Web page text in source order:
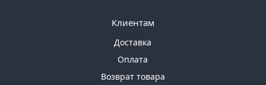
Клиентам
Доставка
Оплата
Возврат товара